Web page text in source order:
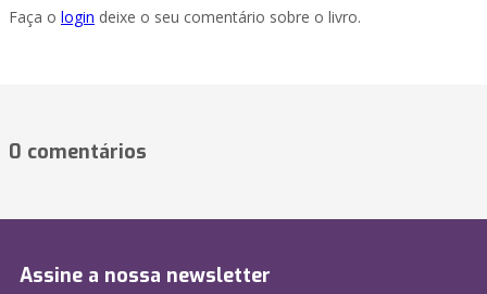
Faça o login deixe o seu comentário sobre o livro.
0 comentários
Assine a nossa newsletter